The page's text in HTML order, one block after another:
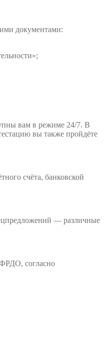
документами:
вам в режиме 24/7. В
вы также пройдёте
счёта, банковской
— различные
согласно